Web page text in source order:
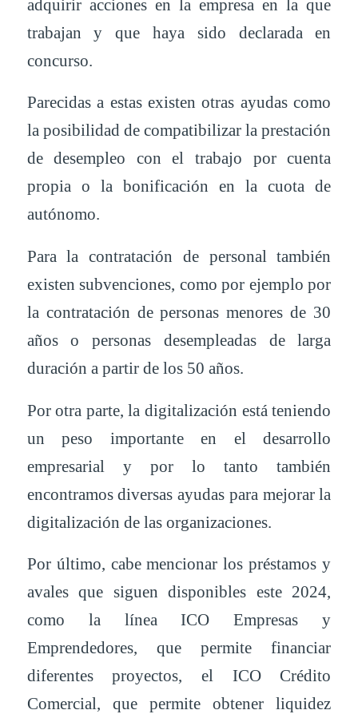
adquirir acciones en la empresa en la que
trabajan y que haya sido declarada en
concurso.
Parecidas a estas existen otras ayudas como
la posibilidad de compatibilizar la prestación
de desempleo con el trabajo por cuenta
propia o la bonificación en la cuota de
autónomo.
Para la contratación de personal también
existen subvenciones, como por ejemplo por
la contratación de personas menores de 30
años o personas desempleadas de larga
duración a partir de los 50 años.
Por otra parte, la digitalización está teniendo
un peso importante en el desarrollo
empresarial y por lo tanto también
encontramos diversas ayudas para mejorar la
digitalización de las organizaciones.
Por último, cabe mencionar los préstamos y
avales que siguen disponibles este 2024,
como la línea ICO Empresas y
Emprendedores, que permite financiar
diferentes proyectos, el ICO Crédito
Comercial, que permite obtener liquidez